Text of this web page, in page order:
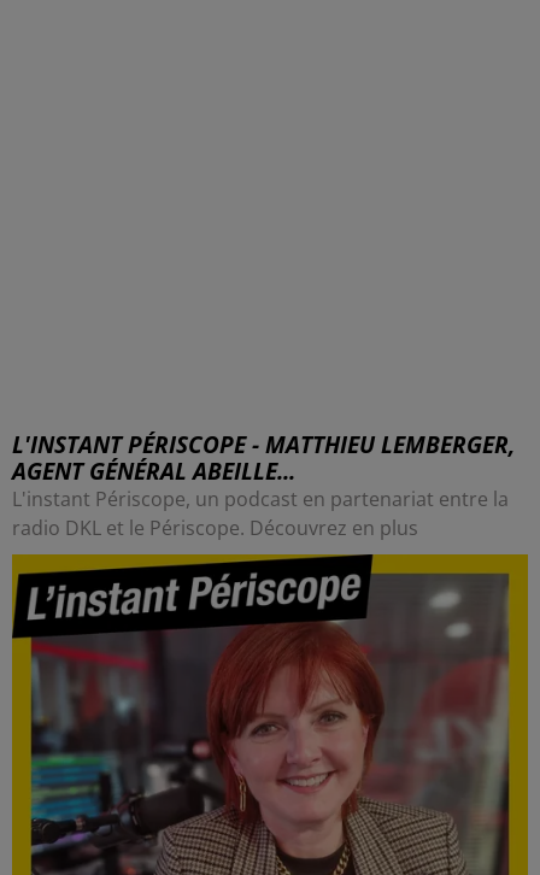
L'INSTANT PÉRISCOPE - MATTHIEU LEMBERGER,
AGENT GÉNÉRAL ABEILLE...
L'instant Périscope, un podcast en partenariat entre la
radio DKL et le Périscope. Découvrez en plus